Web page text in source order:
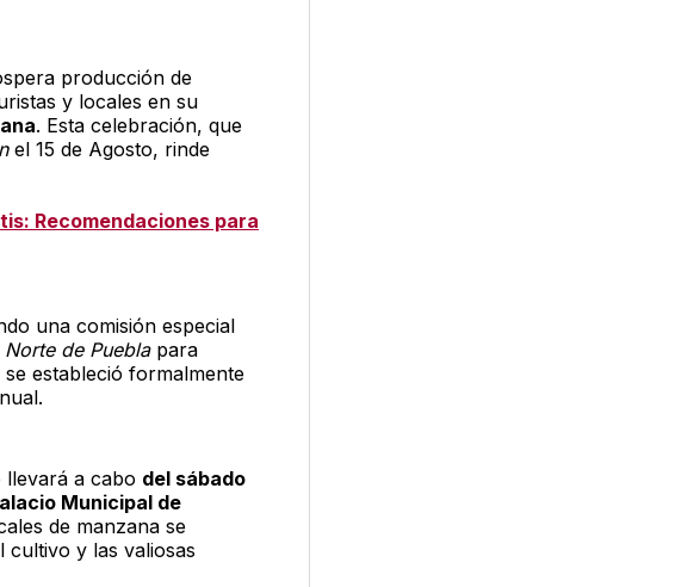
producción de
y locales en su
. Esta celebración, que
el 15 de Agosto, rinde
Recomendaciones para
una comisión especial
Norte de Pueblapara
estableció formalmente
llevará a cabo del sábado
Municipal de
de manzana se
y las valiosas